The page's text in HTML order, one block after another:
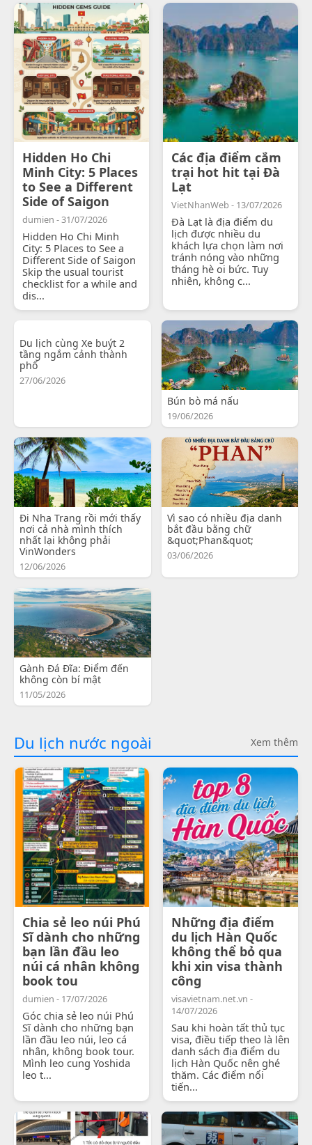
Hidden Ho Chi
Minh City: 5 Places
to See a Different
Side of Saigon
dumien - 31/07/2026
Hidden Ho Chi Minh
City: 5 Places to See a
Different Side of Saigon
Skip the usual tourist
checklist for a while and
dis...
Các địa điểm cắm
trại hot hit tại Đà
Lạt
VietNhanWeb - 13/07/2026
Đà Lạt là địa điểm du
lịch được nhiều du
khách lựa chọn làm nơi
tránh nóng vào những
tháng hè oi bức. Tuy
nhiên, không c...
Du lịch cùng Xe buýt 2
tầng ngắm cảnh thành
phố
27/06/2026
Bún bò má nấu
19/06/2026
Đi Nha Trang rồi mới thấy
nơi cả nhà mình thích
nhất lại không phải
VinWonders
12/06/2026
Vì sao có nhiều địa danh
bắt đầu bằng chữ
&quot;Phan&quot;
03/06/2026
Gành Đá Đĩa: Điểm đến
không còn bí mật
11/05/2026
Du lịch nước ngoài Xem thêm
Chia sẻ leo núi Phú
Sĩ dành cho những
bạn lần đầu leo
núi cá nhân không
book tou
dumien - 17/07/2026
Góc chia sẻ leo núi Phú
Sĩ dành cho những bạn
lần đầu leo núi, leo cá
nhân, không book tour.
Mình leo cung Yoshida
leo t...
Những địa điểm
du lịch Hàn Quốc
không thể bỏ qua
khi xin visa thành
công
visavietnam.net.vn -
14/07/2026
Sau khi hoàn tất thủ tục
visa, điều tiếp theo là lên
danh sách địa điểm du
lịch Hàn Quốc nên ghé
thăm. Các điểm nổi
tiến...